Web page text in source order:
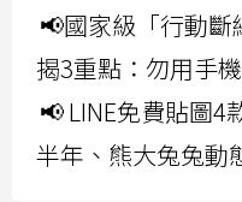
📢國家級「行動斷
揭3重點：勿用手
📢 LINE免費貼圖4
半年、熊大兔兔動